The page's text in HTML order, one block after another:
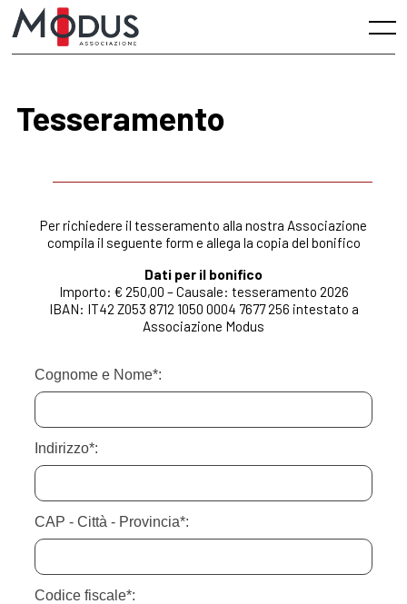
Skip
content
Menu
Tesseramento
Per richiedere il tesseramento alla nostra Associazione
compila il seguente form e allega la copia del bonifico
Dati per il bonifico
Importo: € 250,00 – Causale: tesseramento 2026
IBAN: IT42 Z053 8712 1050 0004 7677 256 intestato a
Associazione Modus
Cognome e Nome*:
Indirizzo*:
CAP - Città - Provincia*:
Codice fiscale*: